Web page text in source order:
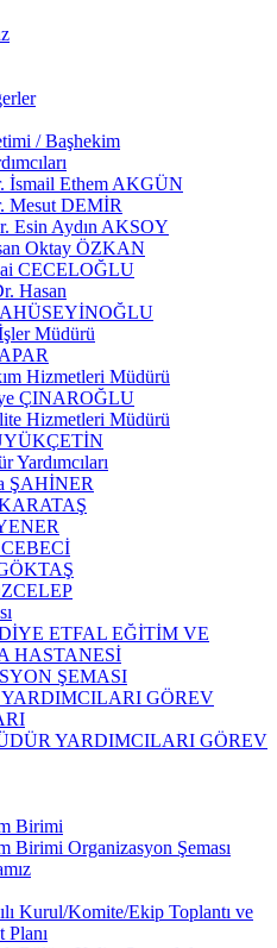
/ Başhekim
İsmail Ethem AKGÜN
Mesut DEMİR
Esin Aydın AKSOY
Oktay ÖZKAN
CECELOĞLU
Hasan
Müdürü
Hizmetleri Müdürü
ÇINAROĞLU
Hizmetleri Müdürü
Yardımcıları
ŞAHİNER
ETFAL EĞİTİM VE
HASTANESİ
ŞEMASI
GÖREV
YARDIMCILARI GÖREV
Birimi
Birimi Organizasyon Şeması
Kurul/Komite/Ekip Toplantı ve
Planı